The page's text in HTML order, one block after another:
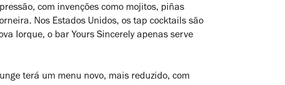
com invenções como mojitos, piñas
Nos Estados Unidos, os tap cocktails são
Iorque, o bar Yours Sincerely apenas serve
terá um menu novo, mais reduzido, com